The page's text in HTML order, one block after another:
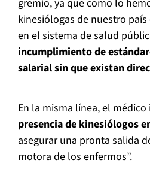
gremio, ya que como lo
kinesiólogas de nuestro
en el sistema de salud
incumplimiento de
salarial sin que existan
En la misma línea, el
presencia de kinesiólogos
asegurar una pronta salida
motora de los enfermos”.